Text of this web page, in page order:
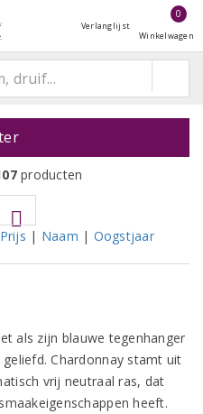
Verlanglijst
0
Winkelwagen
producten
Prijs | Naam | Oogstjaar
als zijn blauwe tegenhanger
Chardonnay stamt uit
vrij neutraal ras, dat
heeft.